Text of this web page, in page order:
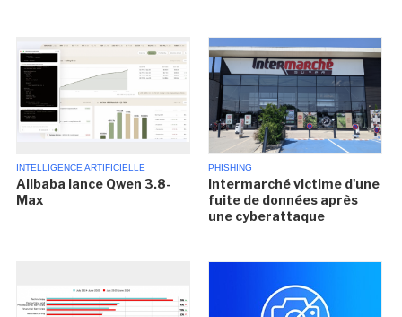
INTELLIGENCE ARTIFICIELLE
Alibaba lance Qwen 3.8-
Max
PHISHING
Intermarché victime d'une
fuite de données après
une cyberattaque